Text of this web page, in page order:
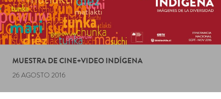
EL MUSEO
NOTICIAS
ÚLTIMOS VIDEOS
MUESTRA DE CINE+VIDEO INDÍGENA
26 AGOSTO 2016